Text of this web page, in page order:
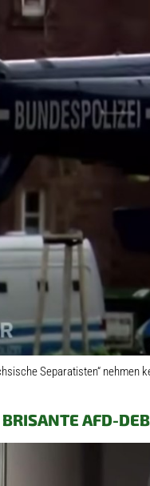
Separatisten“ nehmen
AFD-